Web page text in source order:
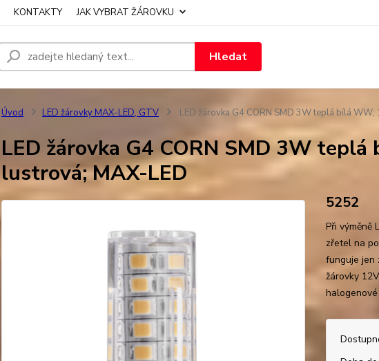
KONTAKTY JAK VYBRAT ŽÁROVKU
Hledat
Úvod LED žárovky MAX-LED, GTV LED žárovka G4 CORN SMD 3W teplá bílá
LED žárovka G4 CORN SMD 3W
lustrová; MAX-LED
5252
Při výměně
zřetel na
funguje jen
žárovky